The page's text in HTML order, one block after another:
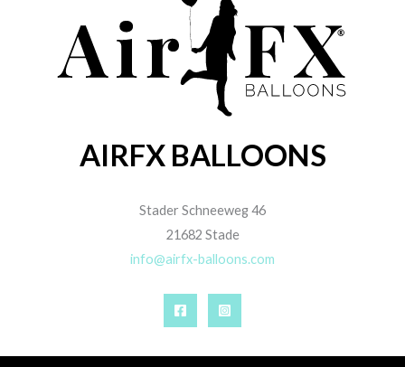
AIRFX BALLOONS
Stader Schneeweg 46
21682 Stade
info@airfx-balloons.com